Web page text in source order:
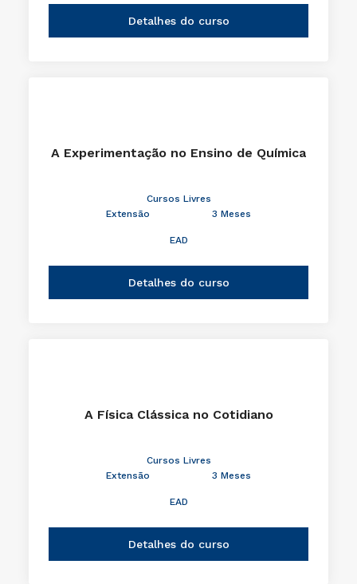
Detalhes do curso
A Experimentação no Ensino de Química
Cursos Livres
Extensão
3 Meses
EAD
Detalhes do curso
A Física Clássica no Cotidiano
Cursos Livres
Extensão
3 Meses
EAD
Detalhes do curso